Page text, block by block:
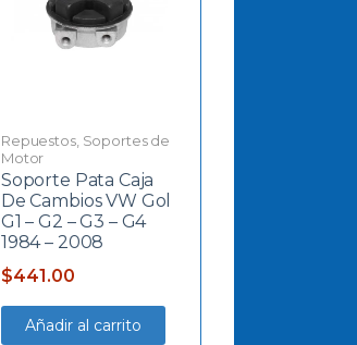
Repuestos, Soportes de
Motor
Soporte Pata Caja
De Cambios VW Gol
G1 – G2 – G3 – G4
1984 – 2008
$441.00
Añadir al carrito